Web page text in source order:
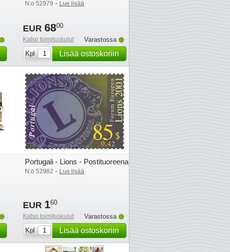
N:o 52979 - Lue lisää
EUR 6800
Katso toimituskulut
Varastossa
Kpl
Lisää ostoskoriin
Portugali - Lions - Postituoreena
N:o 52982 - Lue lisää
EUR 160
Katso toimituskulut
Varastossa
Kpl
Lisää ostoskoriin